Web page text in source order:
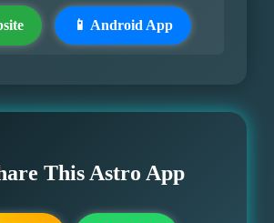
📱 Android App
This Astro App